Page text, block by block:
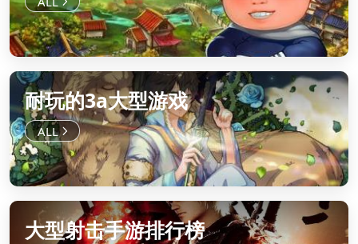
耐玩的3a大型游戏
大型射击手游排行榜